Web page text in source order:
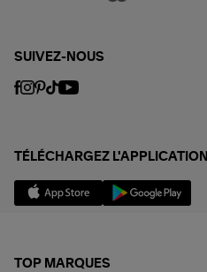
SUIVEZ-NOUS
TÉLÉCHARGEZ L'APPLICATION
TOP MARQUES